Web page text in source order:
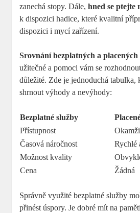
zanechá stopy. Dále,hned ​se ​ptejte
k dispozici hadice, které kvalitní
dispozici⁤ i ⁣mycí ‌zařízení.
Srovnání bezplatných ⁢a placených
užitečné ‌a pomoci vám se
důležité. Zde je ​jednoduchá tabulka,
shrnout výhody a nevýhody:
Bezplatné služby
Přístupnost
Časová ⁣náročnost
Rychlé
Možnost​ kvality
Cena
Žádná
Správně⁤ využité bezplatné služby
přinést úspory.⁢ Je ⁤dobré mít na